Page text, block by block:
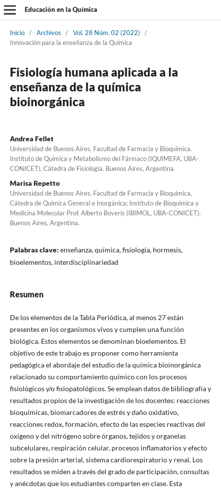
Educación en la Química
Inicio / Archivos / Vol. 28 Núm. 02 (2022)
/
Innovación para la enseñanza de la Química
Fisiología humana aplicada a la
enseñanza de la química
bioinorgánica
Andrea Fellet
Universidad de Buenos Aires. Facultad de Farmacia y Bioquímica.
Instituto de Química y Metabolismo del Fármaco (IQUIMEFA, UBA-
CONICET), Cátedra de Fisiología. Buenos Aires, Argentina.
Marisa Repetto
Universidad de Buenos Aires. Facultad de Farmacia y Bioquímica,
Cátedra de Química General e Inorgánica; Instituto de Bioquímica y
Medicina Molecular Prof. Alberto Boveris (IBIMOL, UBA-CONICET).
Buenos Aires, Argentina.
Palabras clave: enseñanza, química, fisiología, hormesis,
bioelementos, interdisciplinariedad
Resumen
De los elementos de la Tabla Periódica, al menos 27 están
presentes en los organismos vivos y cumplen una función
biológica. Estos elementos se denominan bioelementos. El
objetivo de este trabajo es proponer como herramienta
pedagógica el abordaje del estudio de la química bioinorgánica
relacionado su comportamiento químico con los procesos
fisiológicos y/o fisiopatológicos. Se emplean datos de bibliografía y
resultados propios de la investigación de los docentes: reacciones
bioquímicas, biomarcadores de estrés y daño oxidativo,
reacciones redox, formación, efecto de las especies reactivas del
oxígeno y del nitrógeno sobre órganos, tejidos y organelas
subcelulares, respiración celular, procesos inflamatorios y efecto
sobre la presión arterial, sistema cardiorespiratorio y renal. Los
resultados se miden a través del grado de participación, consultas
y anécdotas que los estudiantes comparten en clase. Esta